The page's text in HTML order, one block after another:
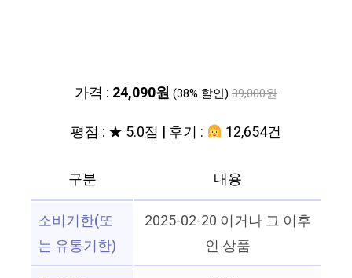
가격 : 24,090원 (38% 할인) 39,000원
평점 : ★ 5.0점 | 후기 : 12,654건
구분
내용
소비기한(또
는 유통기한)
2025-02-20 이거나 그 이후
인 상품